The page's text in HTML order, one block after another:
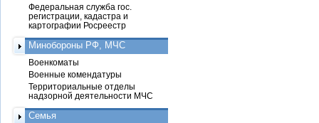
Федеральная служба гос.
регистрации, кадастра и
картографии Росреестр
Минобороны РФ, МЧС
Военкоматы
Военные комендатуры
Территориальные отделы
надзорной деятельности МЧС
Семья